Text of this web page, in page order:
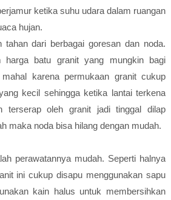
ketika suhu udara dalam ruangan
hujan.
tahan dari berbagai goresan dan noda.
harga batu granit yang mungkin bagi
karena permukaan granit cukup
kecil sehingga ketika lantai terkena
terserap oleh granit jadi tinggal dilap
maka noda bisa hilang dengan mudah.
perawatannya mudah. Seperti halnya
ini cukup disapu menggunakan sapu
kain halus untuk membersihkan